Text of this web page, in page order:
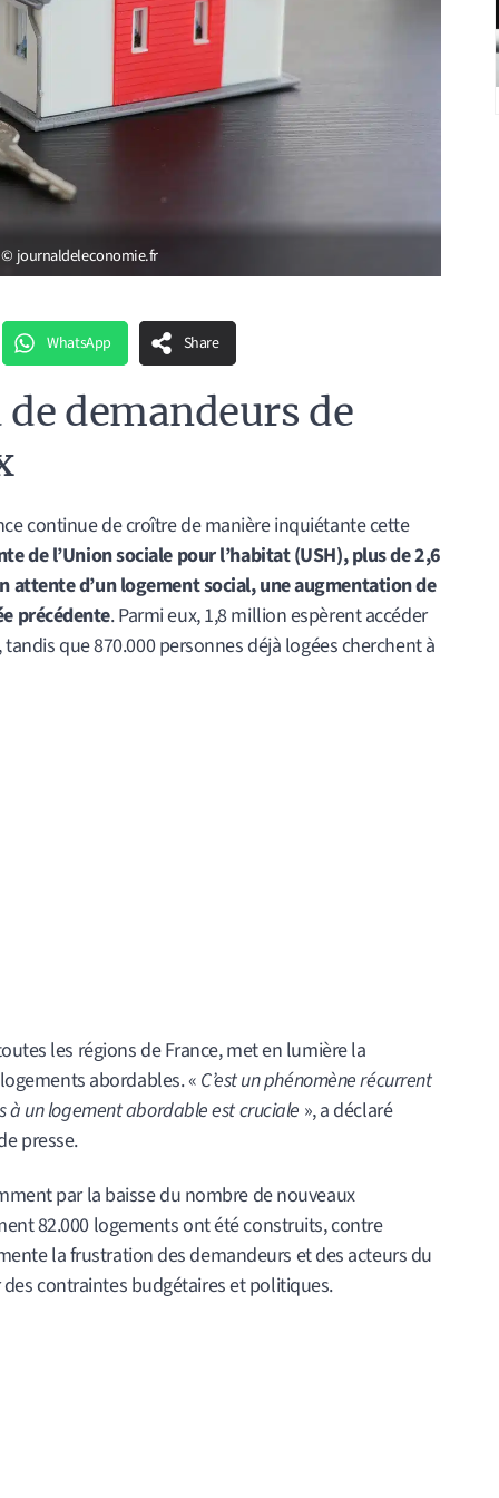
© journaldeleconomie.fr
WhatsApp Share
demandeurs de
continue de croître de manière inquiétante cette
de l’Union sociale pour l’habitat (USH), plus de 2,6
attente d’un logement social, une augmentation de
précédente. Parmi eux, 1,8 million espèrent accéder
que 870.000 personnes déjà logées cherchent à
les régions de France, met en lumière la
abordables. « C’est un phénomène récurrent
à un logement abordable est cruciale », a déclaré
presse.
par la baisse du nombre de nouveaux
82.000 logements ont été construits, contre
la frustration des demandeurs et des acteurs du
contraintes budgétaires et politiques.